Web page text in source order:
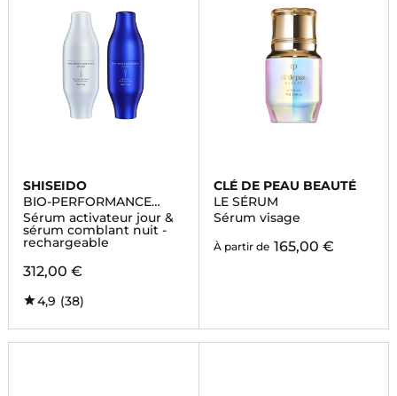
SHISEIDO
BIO-PERFORMANCE
SKIN FILLER
Sérum activateur jour &
sérum comblant nuit -
rechargeable
312,00 €
4,9 (38)
CLÉ DE PEAU BEAUTÉ
LE SÉRUM
Sérum visage
À partir de 165,00 €